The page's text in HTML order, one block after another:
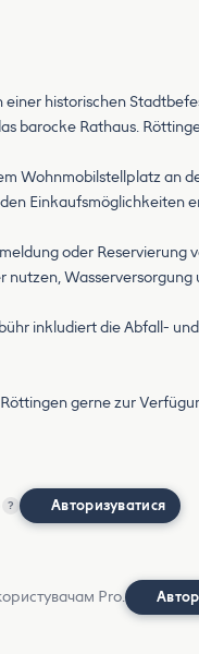
einer historischen
barocke Rathaus.
Wohnmobilstellplatz an
Einkaufsmöglichkeiten
oder Reservierung
inkludiert die Abfall-
gerne zur
? Авторизуватися
Pro.